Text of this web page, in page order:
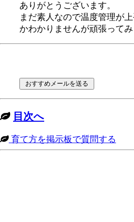
ありがとうございます。
まだ素人なので温度管理が
かわかりませんが頑張ってみ
目次へ
育て方を掲示板で質問する